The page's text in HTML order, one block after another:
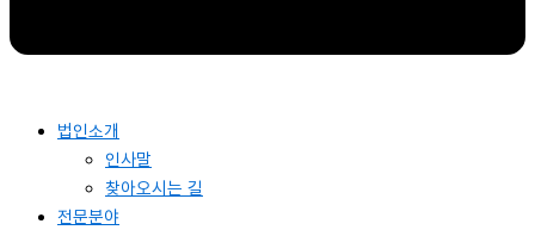
법인소개
인사말
찾아오시는 길
전문분야